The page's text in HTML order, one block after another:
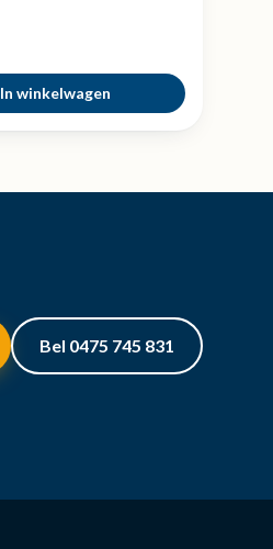
In winkelwagen
Bel 0475 745 831